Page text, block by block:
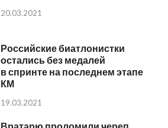
20.03.2021
Российские биатлонистки
остались без медалей
в спринте на последнем этапе
КМ
19.03.2021
Вратарю проломили череп